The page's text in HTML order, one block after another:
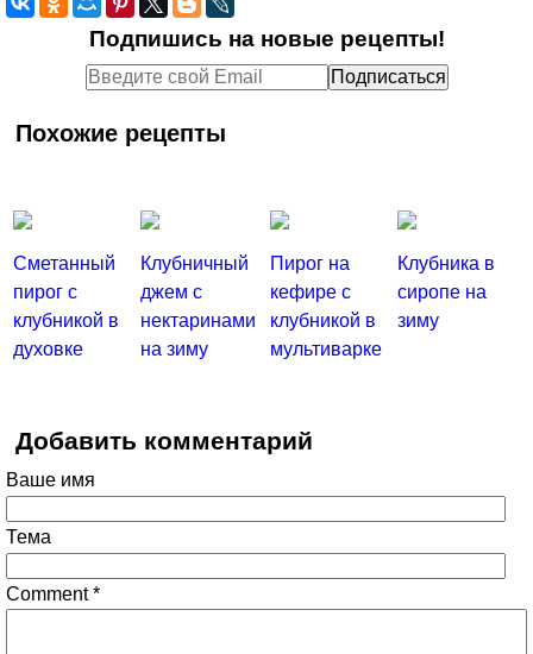
Подпишись на новые рецепты!
Похожие рецепты
Сметанный
пирог с
клубникой в
духовке
Клубничный
джем с
нектаринами
на зиму
Пирог на
кефире с
клубникой в
мультиварке
Клубника в
сиропе на
зиму
Добавить комментарий
Ваше имя
Тема
Comment*